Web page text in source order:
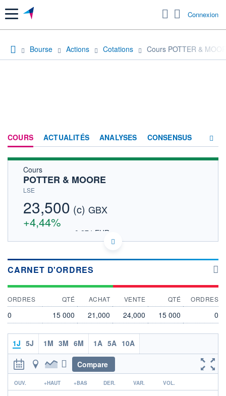
Menu Connexion
Bourse Actions Cotations Cours POTTER &
COURS ACTUALITÉS ANALYSES CONSENSUS
Cours
POTTER & MOORE
LSE
23,500 (c) GBX
+4,44%
0,274 EUR
DONNÉES TEMPS DIFFÉRÉ
Politique d'exécution
12h07
23
25
OUVERTURE
0,000
CLÔTURE VEILLE
22,500
CARNET D'ORDRES
ORDRES QTÉ ACHAT VENTE QTÉ ORDRES
0 15 000 21,000 24,000 15 000 0
1J 5J 1M 3M 6M 1A 5A 10A
Compare
r
OUV. +HAUT +BAS DER. VAR. VOL.